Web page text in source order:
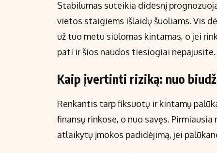
Stabilumas suteikia didesnį
vietos staigiems išlaidų šuoliams. Vis
už tuo metu siūlomas kintamas, o jei
pati ir šios naudos tiesiogiai nepajusite.
Kaip įvertinti riziką: nuo
Renkantis tarp fiksuotų ir kintamų
finansų rinkose, o nuo savęs.
atlaikytų įmokos padidėjimą, jei